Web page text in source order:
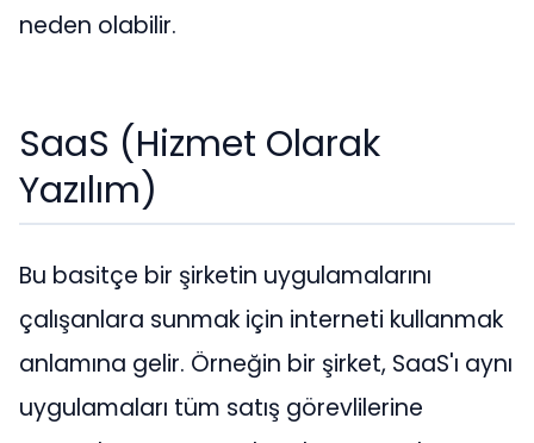
neden olabilir.
SaaS (Hizmet Olarak
Yazılım)
Bu basitçe bir şirketin uygulamalarını
çalışanlara sunmak için interneti kullanmak
anlamına gelir. Örneğin bir şirket, SaaS'ı aynı
uygulamaları tüm satış görevlilerine